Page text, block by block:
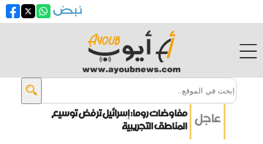
عاجل مفاوضات روما: إسرائيل ترفض توسيع
المناطق التجريبية